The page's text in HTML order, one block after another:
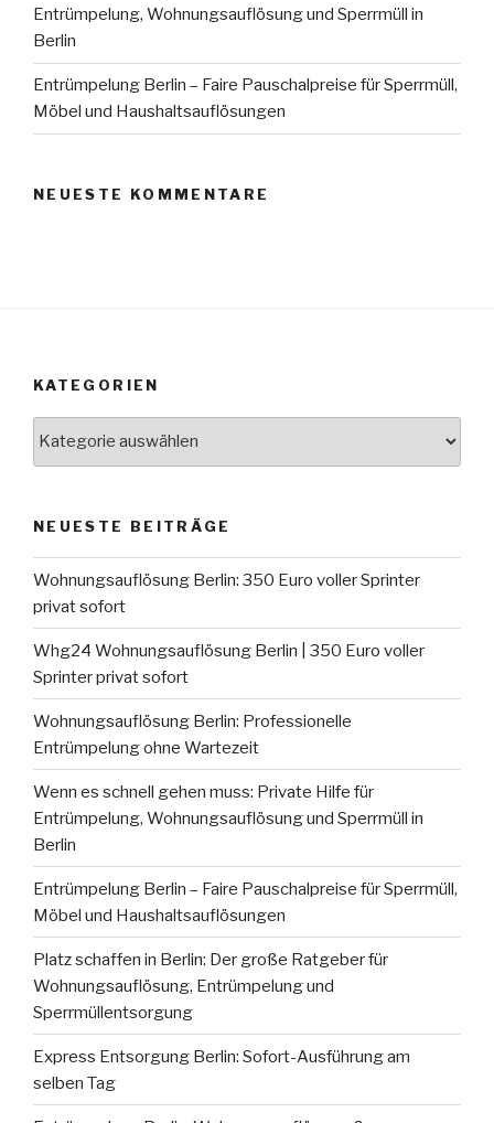
Entrümpelung, Wohnungsauflösung und Sperrmüll in
Berlin
Entrümpelung Berlin – Faire Pauschalpreise für Sperrmüll,
Möbel und Haushaltsauflösungen
NEUESTE KOMMENTARE
KATEGORIEN
NEUESTE BEITRÄGE
Wohnungsauflösung Berlin: 350 Euro voller Sprinter
privat sofort
Whg24 Wohnungsauflösung Berlin | 350 Euro voller
Sprinter privat sofort
Wohnungsauflösung Berlin: Professionelle
Entrümpelung ohne Wartezeit
Wenn es schnell gehen muss: Private Hilfe für
Entrümpelung, Wohnungsauflösung und Sperrmüll in
Berlin
Entrümpelung Berlin – Faire Pauschalpreise für Sperrmüll,
Möbel und Haushaltsauflösungen
Platz schaffen in Berlin: Der große Ratgeber für
Wohnungsauflösung, Entrümpelung und
Sperrmüllentsorgung
Express Entsorgung Berlin: Sofort-Ausführung am
selben Tag